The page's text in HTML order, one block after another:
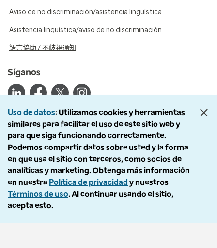
Aviso de no discriminación/asistencia lingüística
Asistencia lingüística/aviso de no discriminación
語言協助 / 不歧視通知
Síganos
© 2026 Optum, Inc. Todos los derechos reservados. Fotografías de
archivo utilizadas.
Política de privacidad
Condiciones de uso
Exclusión voluntaria
Accesibilidad
Informe de vulnerabilidad
Política de No Llamar
Uso de datos Utilizamos cookies y herramientas
similares para facilitar el uso de este sitio web y
para que siga funcionando correctamente.
Podemos compartir datos sobre usted y la forma
en que usa el sitio con terceros, como socios de
analíticas y marketing. Obtenga más información
en nuestra Política de privacidad y nuestros
Términos de uso. Al continuar usando el sitio,
acepta esto.